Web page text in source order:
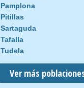
Pamplona
Pitillas
Sartaguda
Tafalla
Tudela
Ver más